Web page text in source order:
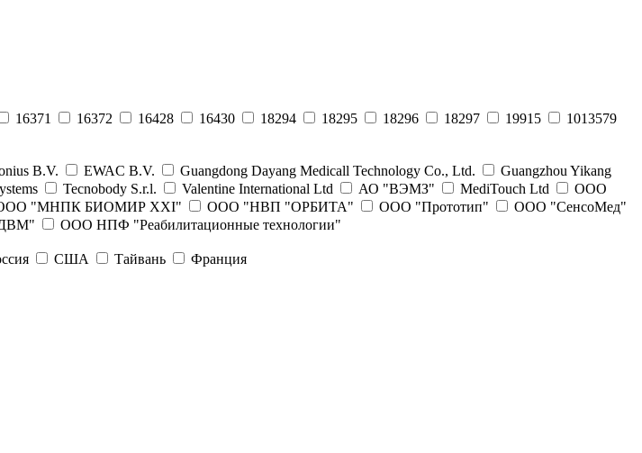
16371 16372 16428 16430 18294 18295 18296 18297 19915
1013579
B.V. EWAC B.V. Guangdong Dayang Medicall Technology Со., Ltd.
Guangzhou Yikang
Tecnobody S.r.l. Valentine International Ltd АО "ВЭМЗ" МediTouch Ltd
ООО
"МНПК БИОМИР XXI" ООО "НВП "ОРБИТА" ООО "Прототип"
ООО "СенсоМед"
ООО НПФ "Реабилитационные технологии"
США Тайвань
Франция